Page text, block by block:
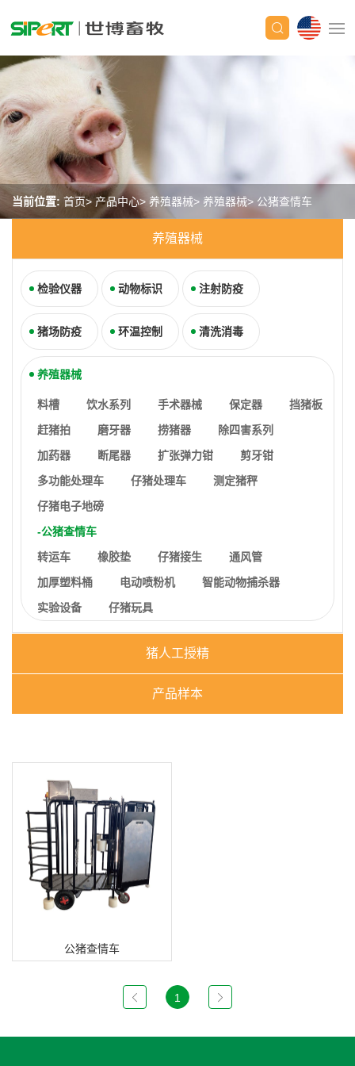
当前位置: 首页 产品中心 养殖器械 养殖器械 公猪查情车
养殖器械
检验仪器 动物标识 注射防疫
猪场防疫 环温控制 清洗消毒
养殖器械
料槽 饮水系列 手术器械 保定器
挡猪板
赶猪拍
磨牙器 捞猪器
除四害系列
加药器
断尾器 扩张弹力钳
剪牙钳
多功能处理车
仔猪处理车
测定猪秤
仔猪电子地磅
公猪查情车
转运车
橡胶垫 仔猪接生
通风管
加厚塑料桶
电动喷粉机
智能动物捕杀器
实验设备
仔猪玩具
猪人工授精
产品样本
公猪查情车
1